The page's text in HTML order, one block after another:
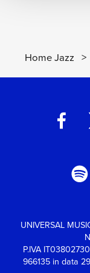
Home Jazz >
UNIVERSAL
P.IVA
966135 in data